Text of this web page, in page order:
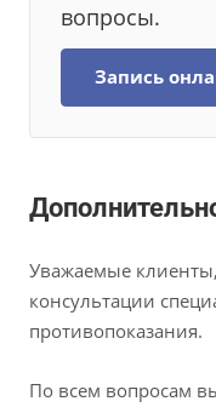
вопросы.
Запись
Уважаемые
консультации
противопоказания.
По всем вопросам